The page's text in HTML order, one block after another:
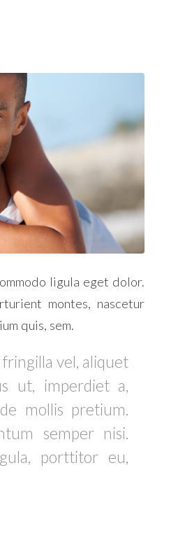
ligula eget dolor.
montes, nascetur
quis, sem.
fringilla vel, aliquet
ut, imperdiet a,
mollis pretium.
semper nisi.
porttitor eu,